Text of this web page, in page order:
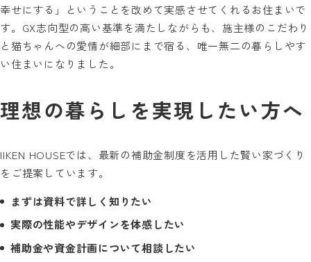
幸せにする」ということを改めて実感させてくれるお住まいで
す。GX志向型の高い基準を満たしながらも、施主様のこだわり
と猫ちゃんへの愛情が細部にまで宿る、唯一無二の暮らしやす
い住まいになりました。
理想の暮らしを実現したい方へ
IIKEN HOUSEでは、最新の補助金制度を活用した賢い家づくり
をご提案しています。
まずは資料で詳しく知りたい
実際の性能やデザインを体感したい
補助金や資金計画について相談したい